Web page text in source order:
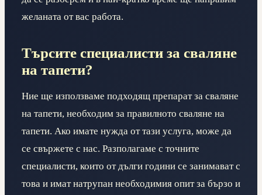
желаната от вас работа.
Търсите специалисти за сваляне
на тапети?
Ние ще използваме подходящ препарат за сваляне
на тапети, необходим за правилното сваляне на
тапети. Ако имате нужда от тази услуга, може да
се свържете с нас. Разполагаме с точните
специалисти, които от дълги години се занимават с
това и имат натрупан необходимия опит за бързо и